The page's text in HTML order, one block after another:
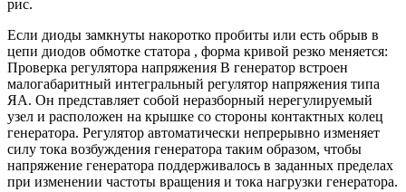
рис.
Если диоды замкнуты накоротко пробиты или есть обрыв в
цепи диодов обмотке статора , форма кривой резко меняется:
Проверка регулятора напряжения В генератор встроен
малогабаритный интегральный регулятор напряжения типа
ЯА. Он представляет собой неразборный нерегулируемый
узел и расположен на крышке со стороны контактных колец
генератора. Регулятор автоматически непрерывно изменяет
силу тока возбуждения генератора таким образом, чтобы
напряжение генератора поддерживалось в заданных пределах
при изменении частоты вращения и тока нагрузки генератора.